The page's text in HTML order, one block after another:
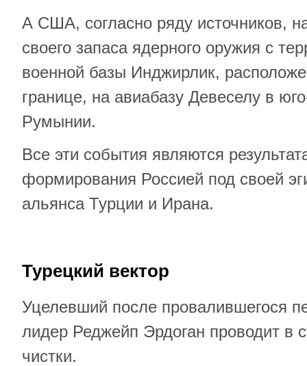
А США, согласно ряду источников,
своего запаса ядерного оружия с
военной базы Инджирлик,
границе, на авиабазу Девеселу в
Румынии.
Все эти события являются
формирования Россией под своей
альянса Турции и Ирана.
Турецкий вектор
Уцелевший после провалившегося
лидер Реджейп Эрдоган проводит в
чистки.